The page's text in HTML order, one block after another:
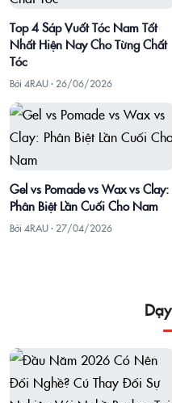
Top 4 Sáp Vuốt Tóc Nam Tốt
Nhất Hiện Nay Cho Từng Chất
Tóc
Bởi 4RAU · 26/06/2026
Gel vs Pomade vs Wax vs Clay:
Phân Biệt Lần Cuối Cho Nam
Bởi 4RAU · 27/04/2026